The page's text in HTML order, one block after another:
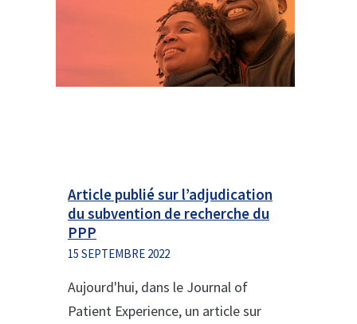
Article publié sur l’adjudication
du subvention de recherche du
PPP
15 SEPTEMBRE 2022
Aujourd'hui, dans le Journal of
Patient Experience, un article sur